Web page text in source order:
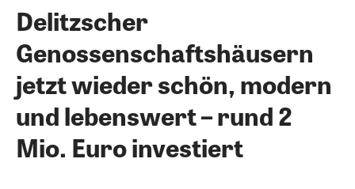
Delitzscher
Genossenschaftshäusern
jetzt wieder schön, modern
und lebenswert – rund 2
Mio. Euro investiert